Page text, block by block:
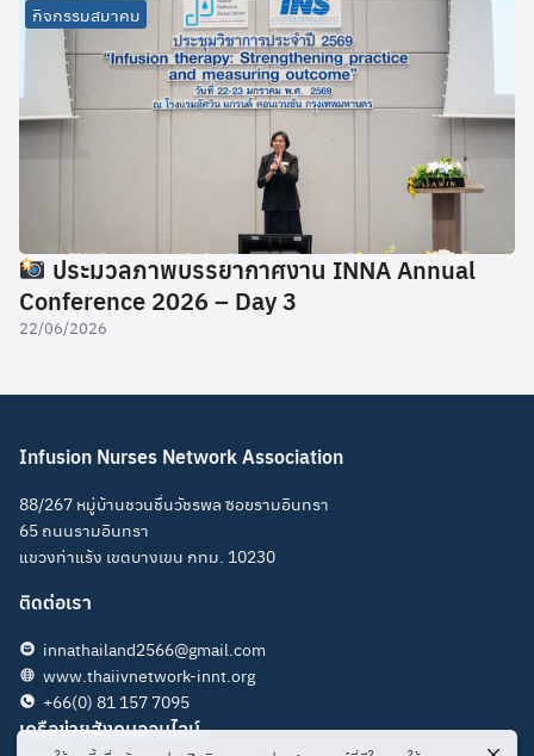
กิจกรรมสมาคม
ประมวลภาพบรรยากาศงาน INNA Annual
Conference 2026 – Day 3
22/06/2026
Infusion Nurses Network Association
88/267 หมู่บ้านชวนชื่นวัชรพล ซอยรามอินทรา
65 ถนนรามอินทรา
แขวงท่าแร้ง เขตบางเขน กทม. 10230
ติดต่อเรา
innathailand2566@gmail.com
www.thaiivnetwork-innt.org
+66(0) 81 157 7095
เครือข่ายสังคมออนไลน์